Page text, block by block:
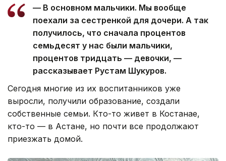
— В основном мальчики. Мы вообще
поехали за сестренкой для дочери. А так
получилось, что сначала процентов
семьдесят у нас были мальчики,
процентов тридцать — девочки, —
рассказывает Рустам Шукуров.
Сегодня многие из их воспитанников уже
выросли, получили образование, создали
собственные семьи. Кто-то живет в Костанае,
кто-то — в Астане, но почти все продолжают
приезжать домой.